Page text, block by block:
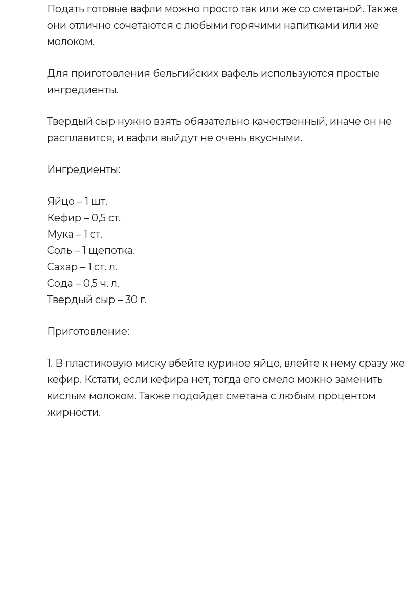
Подать готовые вафли можно просто так или же со сметаной. Также
они отлично сочетаются с любыми горячими напитками или же
молоком.
Для приготовления бельгийских вафель используются простые
ингредиенты.
Твердый сыр нужно взять обязательно качественный, иначе он не
расплавится, и вафли выйдут не очень вкусными.
Ингредиенты:
Яйцо – 1 шт.
Кефир – 0,5 ст.
Мука – 1 ст.
Соль – 1 щепотка.
Сахар – 1 ст. л.
Сода – 0,5 ч. л.
Твердый сыр – 30 г.
Приготовление:
1. В пластиковую миску вбейте куриное яйцо, влейте к нему сразу же
кефир. Кстати, если кефира нет, тогда его смело можно заменить
кислым молоком. Также подойдет сметана с любым процентом
жирности.